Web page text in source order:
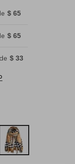
$ 65
$ 65
$ 33